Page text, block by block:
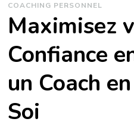
COACHING PERSONNEL
Maximisez
Confiance
un Coach
Soi